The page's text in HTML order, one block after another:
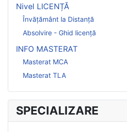
Nivel LICENȚĂ
Învățământ la Distanță
Absolvire - Ghid licență
INFO MASTERAT
Masterat MCA
Masterat TLA
SPECIALIZARE